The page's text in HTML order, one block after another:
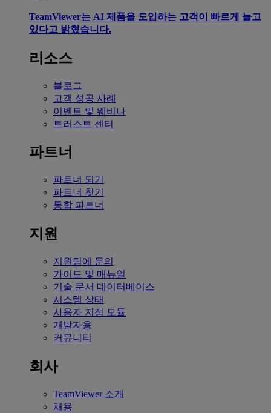
TeamViewer는 AI 제품을 도입하는 고객이 빠르게 늘고
있다고 밝혔습니다.
리소스
블로그
고객 성공 사례
이벤트 및 웨비나
트러스트 센터
파트너
파트너 되기
파트너 찾기
통합 파트너
지원
지원팀에 문의
가이드 및 매뉴얼
기술 문서 데이터베이스
시스템 상태
사용자 지정 모듈
개발자용
커뮤니티
회사
TeamViewer 소개
채용